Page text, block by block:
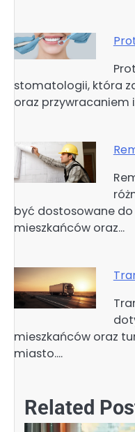
stomatologii, która
oraz przywracaniem
być dostosowane
mieszkańców oraz…
mieszkańców oraz
miasto.…
Related